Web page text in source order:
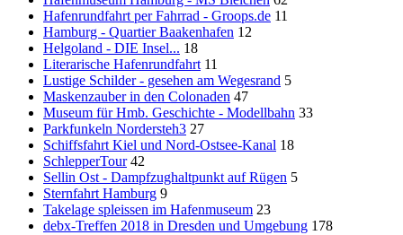
Hafenrundfahrt per Fahrrad - Groops.de 11
Hamburg - Quartier Baakenhafen 12
Helgoland - DIE Insel... 18
Literarische Hafenrundfahrt 11
Lustige Schilder - gesehen am Wegesrand 5
Maskenzauber in den Colonaden 47
Museum für Hmb. Geschichte - Modellbahn 33
Parkfunkeln Nordersteh3 27
Schiffsfahrt Kiel und Nord-Ostsee-Kanal 18
SchlepperTour 42
Sellin Ost - Dampfzughaltpunkt auf Rügen 5
Sternfahrt Hamburg 9
Takelage spleissen im Hafenmuseum 23
debx-Treffen 2018 in Dresden und Umgebung 178